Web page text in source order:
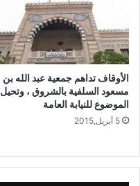
الأوقاف تداهم جمعية عبد الله بن
مسعود السلفية بالشروق ، وتحيل
الموضوع للنيابة العامة
5 أبريل,2015